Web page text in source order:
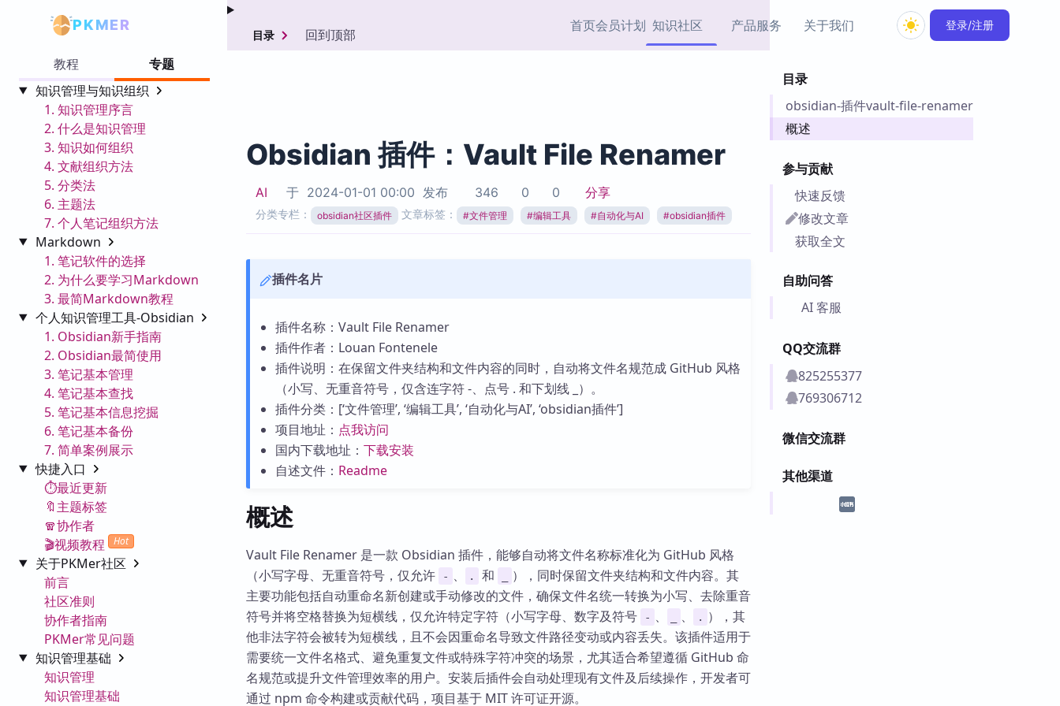
PKMER 首页会员计划 知识社区
协作者
热门链接 Top5
产品服务
载
加速访问 Obsidian 官方
市场
Obsidian 思维导图插件
插件
Zettelkasten 实践示例
Obsidian 教程
关于我们 登录/注册
教程
专题
知识管理与知识组织
1. 知识管理序言
2. 什么是知识管理
3. 知识如何组织
4. 文献组织方法
5. 分类法
6. 主题法
7. 个人笔记组织方法
Markdown
1. 笔记软件的选择
2. 为什么要学习Markdown
3. 最简Markdown教程
个人知识管理工具-Obsidian
1. Obsidian新手指南
2. Obsidian最简使用
3. 笔记基本管理
4. 笔记基本查找
5. 笔记基本信息挖掘
6. 笔记基本备份
7. 简单案例展示
快捷入口
⏱️最近更新
🔖主题标签
🧣协作者
🎬视频教程
Hot
关于PKMer社区
前言
社区准则
协作者指南
PKMer常见问题
知识管理基础
知识管理
知识管理基础
目录
obsidian-插件vault-file-renamer
概述
参与贡献
快速反馈
修改文章
获取全文
自助问答
AI 客服
QQ交流群
825255377
769306712
微信交流群
其他渠道
目录 回到顶部
Obsidian 插件：Vault File Renamer
AI 于 2024-01-01 00:00 发布 346 0 0 分享
分类专栏： obsidian社区插件 文章标签： #文件管理 #编辑工具 #自动化与AI #obsidian插件
插件名片
插件名称：Vault File Renamer
插件作者：Louan Fontenele
插件说明：在保留文件夹结构和文件内容的同时，自动将文件名规范成 GitHub 风格
（小写、无重音符号，仅含连字符 -、点号 . 和下划线 _）。
插件分类：[‘文件管理’, ‘编辑工具’, ‘自动化与AI’, ‘obsidian插件’]
项目地址： 点我访问
国内下载地址： 下载安装
自述文件： Readme
概述
Vault File Renamer 是一款 Obsidian 插件，能够自动将文件名称标准化为 GitHub 风格
（小写字母、无重音符号，仅允许
- 、 . 和
），同时保留文件夹结构和文件内容。其
主要功能包括自动重命名新创建或手动修改的文件，确保文件名统一转换为小写、去除重音
符号并将空格替换为短横线，仅允许特定字符（小写字母、数字及符号
- 、 、 .
），其
他非法字符会被转为短横线，且不会因重命名导致文件路径变动或内容丢失。该插件适用于
需要统一文件名格式、避免重复文件或特殊字符冲突的场景，尤其适合希望遵循 GitHub 命
名规范或提升文件管理效率的用户。安装后插件会自动处理现有文件及后续操作，开发者可
通过 npm 命令构建或贡献代码，项目基于 MIT 许可证开源。